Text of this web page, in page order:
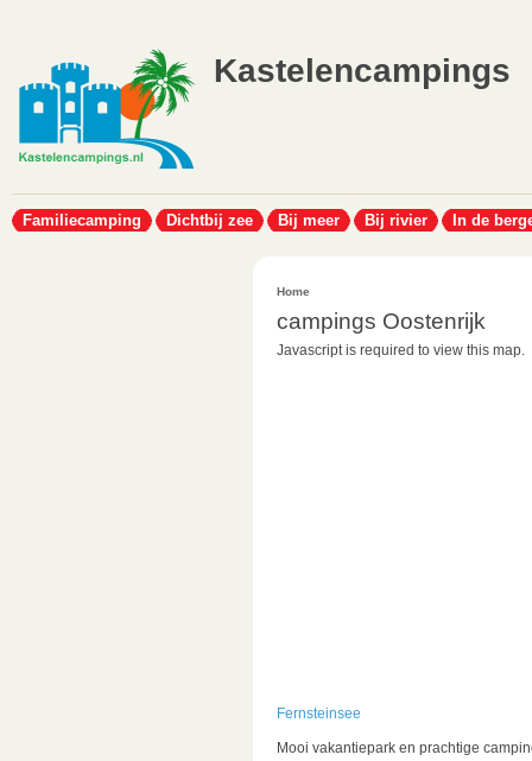
Kastelencampings
Familiecamping Dichtbij zee Bij meer Bij rivier In de
Home
campings Oostenrijk
Javascript is required to view this map.
Fernsteinsee
Mooi vakantiepark en prachtige